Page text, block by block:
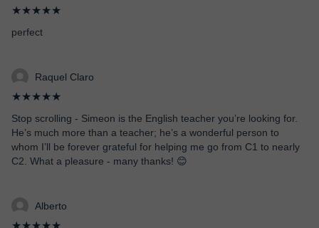
★★★★★
perfect
Raquel Claro
★★★★★
Stop scrolling - Simeon is the English teacher you’re looking for.
He’s much more than a teacher; he’s a wonderful person to
whom I’ll be forever grateful for helping me go from C1 to nearly
C2. What a pleasure - many thanks! 😊
Alberto
★★★★★